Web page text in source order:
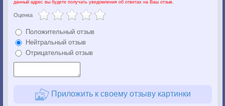
данный адрес вы будете получать уведомления об ответах на Ваш отзыв.
Оценка
Положительный отзыв
Нейтральный отзыв
Отрицательный отзыв
Приложить к своему отзыву картинки